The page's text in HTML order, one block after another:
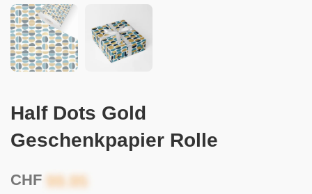
Half Dots Gold
Geschenkpapier Rolle
CHF